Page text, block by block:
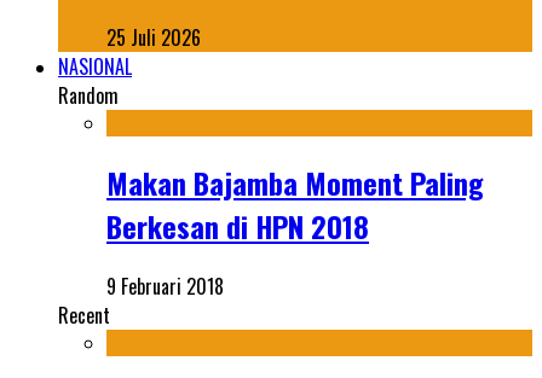
25 Juli 2026
NASIONAL
Random
Makan Bajamba Moment Paling
Berkesan di HPN 2018
9 Februari 2018
Recent